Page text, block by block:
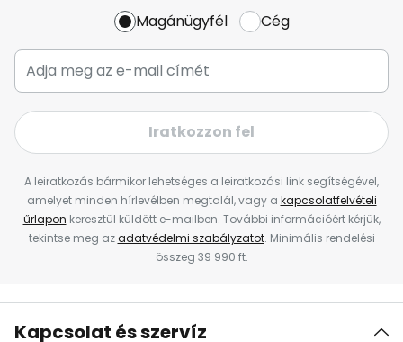
Magánügyfél Cég
Iratkozzon fel
A leiratkozás bármikor lehetséges a leiratkozási link segítségével,
amelyet minden hírlevélben megtalál, vagy a kapcsolatfelvételi
űrlapon keresztül küldött e-mailben. További információért kérjük,
tekintse meg azadatvédelmi szabályzatot. Minimális rendelési
összeg 39 990 ft.
Kapcsolat és szervíz